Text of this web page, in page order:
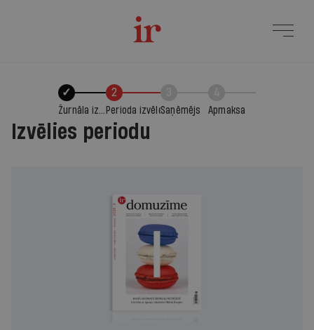
✓
Žurnāla izvēle
2
Perioda izvēleSaņēmējs Apmaksa
Izvēlies periodu